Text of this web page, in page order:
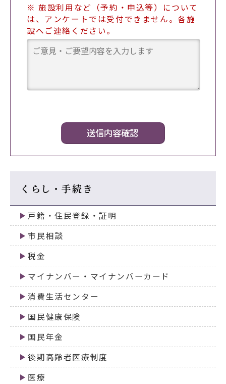
※ 施設利用など（予約・申込等）について
は、アンケートでは受付できません。各施
設へご連絡ください。
くらし・手続き
戸籍・住民登録・証明
市民相談
税金
マイナンバー・マイナンバーカード
消費生活センター
国民健康保険
国民年金
後期高齢者医療制度
医療